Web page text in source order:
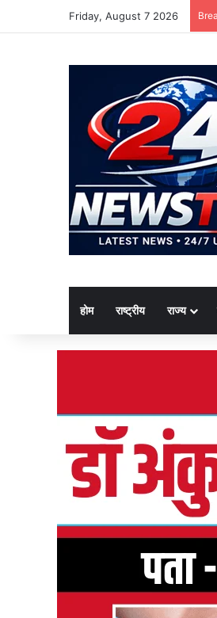
Friday, August 7 2026
होम राष्ट्रीय राज्य